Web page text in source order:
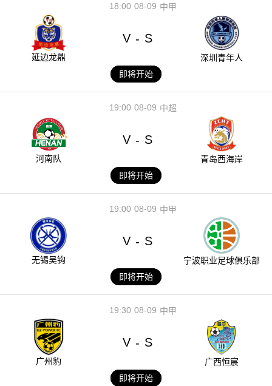
08-09
18:00 中甲
延边龙鼎
V - S
深圳青年人
即将开始
08-09
19:00 中超
河南队
V - S
青岛西海岸
即将开始
08-09
19:00 中甲
无锡吴钩
V - S
宁波职业足球俱乐部
即将开始
08-09
19:30 中甲
广州豹
V - S
广西恒宸
即将开始